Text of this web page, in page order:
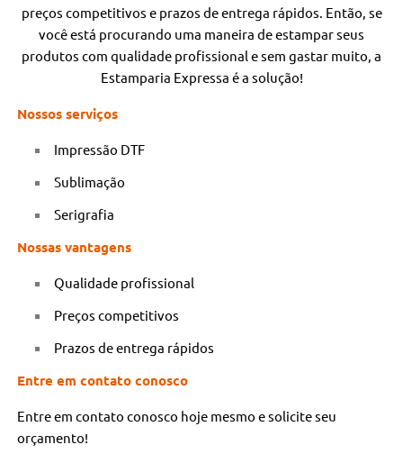
preços competitivos e prazos de entrega rápidos. Então, se
você está procurando uma maneira de estampar seus
produtos com qualidade profissional e sem gastar muito, a
Estamparia Expressa é a solução!
Nossos serviços
Impressão DTF
Sublimação
Serigrafia
Nossas vantagens
Qualidade profissional
Preços competitivos
Prazos de entrega rápidos
Entre em contato conosco
Entre em contato conosco hoje mesmo e solicite seu
orçamento!